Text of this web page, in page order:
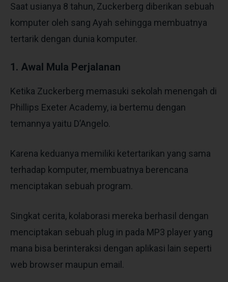
Saat usianya 8 tahun, Zuckerberg diberikan sebuah
komputer oleh sang Ayah sehingga membuatnya
tertarik dengan dunia komputer.
1. Awal Mula Perjalanan
Ketika Zuckerberg memasuki sekolah menengah di
Phillips Exeter Academy, ia bertemu dengan
temannya yaitu D’Angelo.
Karena keduanya memiliki ketertarikan yang sama
terhadap komputer, membuatnya berencana
menciptakan sebuah program.
Singkat cerita, kolaborasi mereka berhasil dengan
menciptakan sebuah plug in pada MP3 player yang
mana bisa berinteraksi dengan aplikasi lain seperti
web browser maupun email.